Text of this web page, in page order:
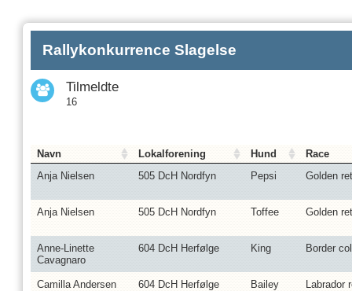
Rallykonkurrence Slagelse
Tilmeldte
16
Navn Lokalforening Hund
Race
Anja Nielsen
505 DcH Nordfyn Pepsi Golden
Anja Nielsen 505 DcH Nordfyn Toffee Golden
Anne-Linette
Cavagnaro
604 DcH Herfølge King Border
Camilla Andersen 604 DcH Herfølge Bailey Labrador